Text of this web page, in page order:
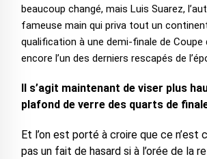
beaucoup changé, mais Luis Suarez,
fameuse main qui priva tout un
qualification à une demi-finale de Coupe
encore l’un des derniers rescapés de
Il s’agit maintenant de viser plus
plafond de verre des quarts de
Et l’on est porté à croire que ce n’est
pas un fait de hasard si à l’orée de la